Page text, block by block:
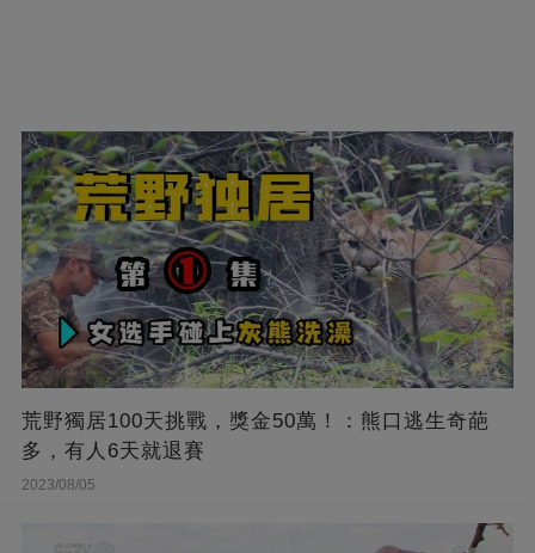
荒野獨居100天挑戰，獎金50萬！：熊口逃生奇葩
多，有人6天就退賽
2023/08/05